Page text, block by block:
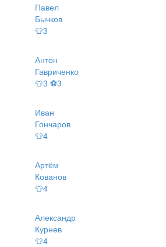
Павел
Бычков
👕3
Антон
Гавриченко
👕3 ⚽3
Иван
Гончаров
👕4
Артём
Кованов
👕4
Александр
Курнев
👕4